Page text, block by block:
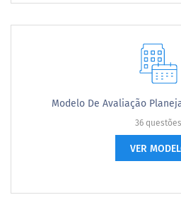
Modelo De Avaliação
36 questões
VER